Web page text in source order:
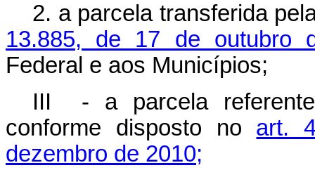
2. a parcela transferida
13.885, de 17 de outubro
Federal e aos Municípios;
III - a parcela
conforme disposto no art.
dezembro de 2010;